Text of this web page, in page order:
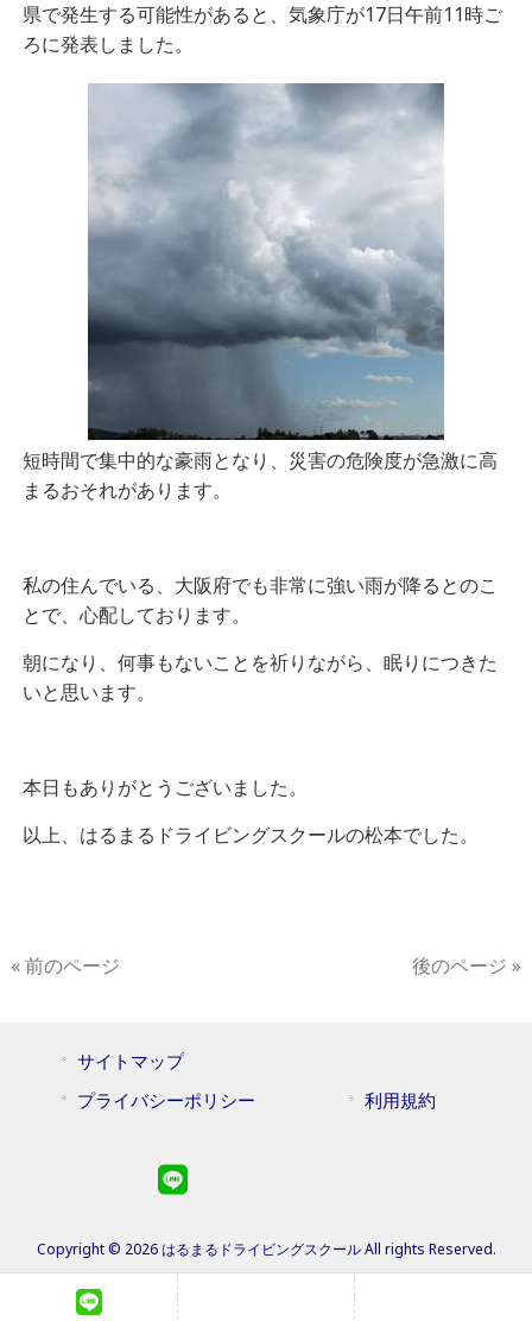
県で発生する可能性があると、気象庁が17日午前11時ご
ろに発表しました。
短時間で集中的な豪雨となり、災害の危険度が急激に高
まるおそれがあります。
私の住んでいる、大阪府でも非常に強い雨が降るとのこ
とで、心配しております。
朝になり、何事もないことを祈りながら、眠りにつきた
いと思います。
本日もありがとうございました。
以上、はるまるドライビングスクールの松本でした。
« 前のページ 後のページ »
サイトマップ
プライバシーポリシー
利用規約
Copyright © 2026 はるまるドライビングスクール All rights Reserved.